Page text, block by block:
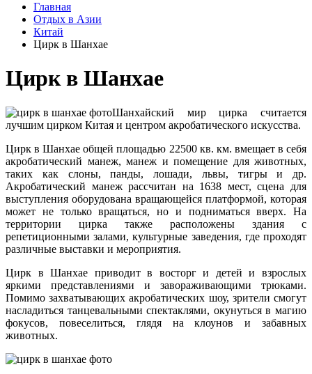
Главная
Отдых в Азии
Китай
Цирк в Шанхае
Цирк в Шанхае
Шанхайский мир цирка считается
лучшим цирком Китая и центром акробатического искусства.
Цирк в Шанхае общей площадью 22500 кв. км. вмещает в себя
акробатический манеж, манеж и помещение для животных,
таких как слоны, панды, лошади, львы, тигры и др.
Акробатический манеж рассчитан на 1638 мест, сцена для
выступления оборудована вращающейся платформой, которая
может не только вращаться, но и подниматься вверх. На
территории цирка также расположены здания с
репетиционными залами, культурные заведения, где проходят
различные выставки и мероприятия.
Цирк в Шанхае приводит в восторг и детей и взрослых
яркими представлениями и завораживающими трюками.
Помимо захватывающих акробатических шоу, зрители смогут
насладиться танцевальными спектаклями, окунуться в магию
фокусов, повеселиться, глядя на клоунов и забавных
животных.